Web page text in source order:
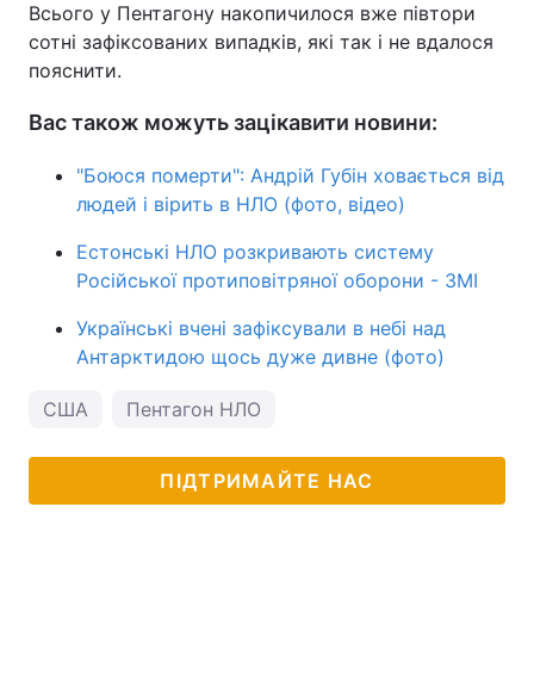
Всього у Пентагону накопичилося вже півтори
сотні зафіксованих випадків, які так і не вдалося
пояснити.
Вас також можуть зацікавити новини:
"Боюся померти": Андрій Губін ховається від
людей і вірить в НЛО (фото, відео)
Естонські НЛО розкривають систему
Російської протиповітряної оборони - ЗМІ
Українські вчені зафіксували в небі над
Антарктидою щось дуже дивне (фото)
США Пентагон НЛО
ПІДТРИМАЙТЕ НАС